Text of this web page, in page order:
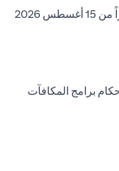
2026